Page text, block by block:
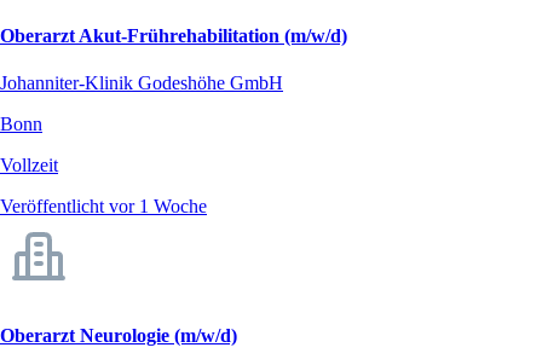
Oberarzt Akut-Frührehabilitation (m/w/d)
Johanniter-Klinik Godeshöhe GmbH
Bonn
Vollzeit
Veröffentlicht vor 1 Woche
Oberarzt Neurologie (m/w/d)